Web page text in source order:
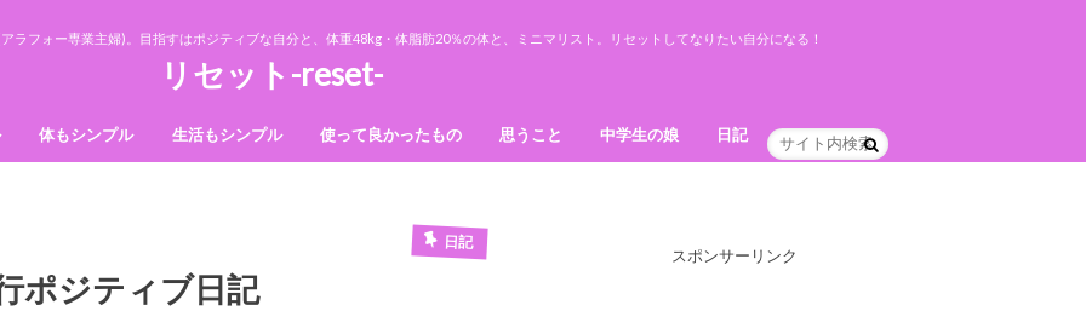
ラフォー専業主婦)。目指すはポジティブな自分と、体重48kg・体脂肪20％の体と、ミニマリスト。リセットしてなりたい自分になる！
リセット-reset-
体もシンプル 生活もシンプル 使って良かったもの 思うこと 中学生の娘 日記
日記
ポジティブ日記
スポンサーリンク